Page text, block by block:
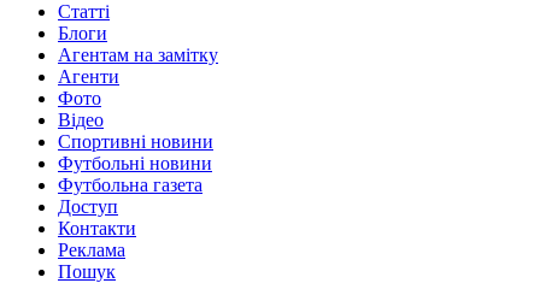
Статті
Блоги
Агентам на замітку
Агенти
Фото
Відео
Спортивні новини
Футбольні новини
Футбольна газета
Доступ
Контакти
Реклама
Пошук